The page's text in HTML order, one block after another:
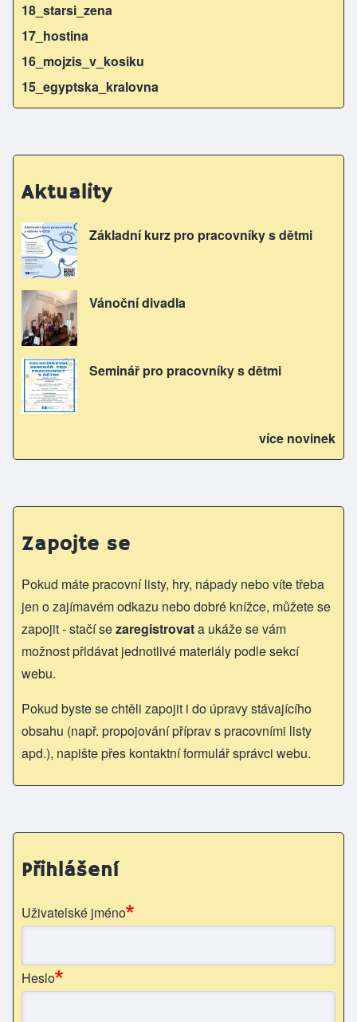
18_starsi_zena
17_hostina
16_mojzis_v_kosiku
15_egyptska_kralovna
Aktuality
Základní kurz pro pracovníky s dětmi
Vánoční divadla
Seminář pro pracovníky s dětmi
více novinek
Zapojte se
Pokud máte pracovní listy, hry, nápady nebo víte třeba
jen o zajímavém odkazu nebo dobré knížce, můžete se
zapojit - stačí sezaregistrovata ukáže se vám
možnost přidávat jednotlivé materiály podle sekcí
webu.
Pokud byste se chtěli zapojit i do úpravy stávajícího
obsahu (např. propojování příprav s pracovními listy
apd.), napište přes kontaktní formulář správci webu.
Přihlášení
Uživatelské jméno
Heslo